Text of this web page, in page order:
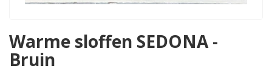
Warme sloffen SEDONA -
Bruin